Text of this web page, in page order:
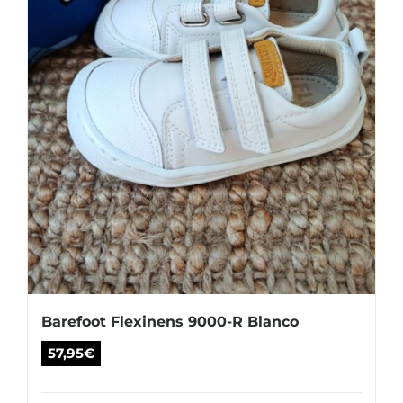
en
la
página
producto
Barefoot Flexinens 9000-R Blanco
57,95€